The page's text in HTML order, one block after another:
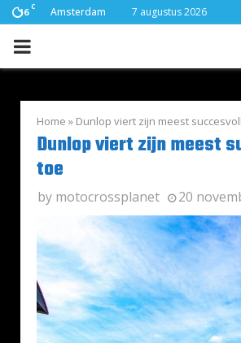
16 C Amsterdam 7 augustus 2026
PRIMARY
Home » Dunlop viert zijn meest
Dunlop viert zijn meest
toe
by motocrossplanet 20